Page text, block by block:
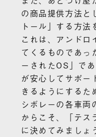
の商品提供方法と
トール」する方法
これは、アンドロ
てくるものであっ
ーされたOS」で
が安心してサポー
きるようにするた
シボレーの各車両
からこそ、「テス
に決めてみましょ